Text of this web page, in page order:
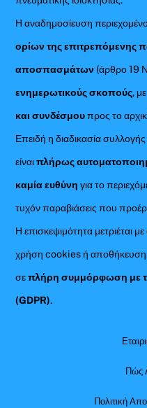
Η αναδημοσίευση
ορίων της επιτρεπόμενης
αποσπασμάτων (άρθρο 19
ενημερωτικούς σκοπούς,
και συνδέσμουπρος το
Επειδή η διαδικασία
είναιπλήρως
καμία ευθύνη για το
τυχόν παραβιάσεις που
Η επισκεψιμότητα μετριέται με
χρήση cookies ή
σεπλήρη συμμόρφωση με
(GDPR).
Πώς
Πολιτική